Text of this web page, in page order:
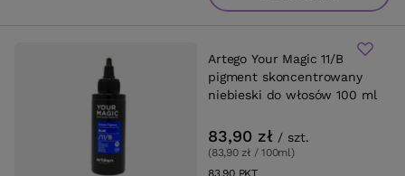
Artego Your Magic 11/B
pigment skoncentrowany
niebieski do włosów 100 ml
83,90 zł / szt.
(83,90 zł / 100ml)